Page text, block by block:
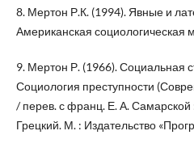
8. Мертон Р.К. (1994). Явные и
Американская социологическая
9. Мертон Р. (1966). Социальная
Социология преступности
/ перев. с франц. Е. А.
Грецкий. М. : Издательство